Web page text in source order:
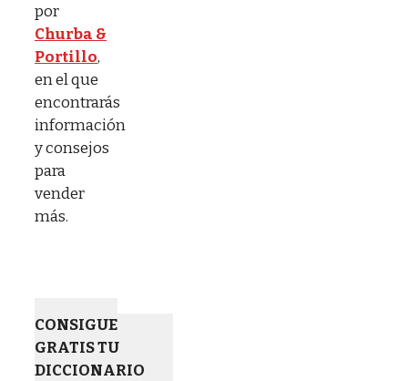
por
Churba &
Portillo,
en el que
encontrarás
información
y consejos
para
vender
más.
CONSIGUE
GRATIS TU
DICCIONARIO